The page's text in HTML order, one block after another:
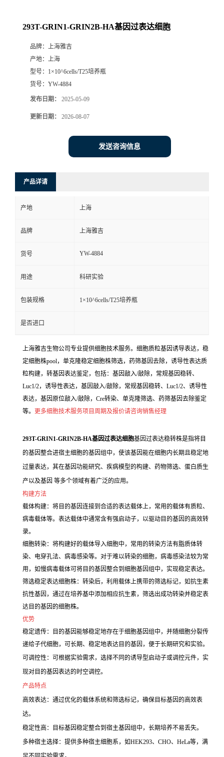
293T-GRIN1-GRIN2B-HA基因过表达细胞
品牌： 上海雅吉
产地： 上海
型号： 1×10^6cells/T25培养瓶
货号： YW-4884
发布日期： 2025-05-09
更新日期： 2026-08-07
发送咨询信息
产品详请
产地 上海
品牌 上海雅吉
货号 YW-4884
用途 科研实验
包装规格 1×10^6cells/T25培养瓶
是否进口
上海雅吉生物公司专业提供细胞技术服务。细胞质粒基因诱导表达，稳
定细胞株pool，单克隆稳定细胞株筛选，药筛基因去除，诱导性表达质
粒构建，转基因表达鉴定，包括：基因敲入/敲除，常规基因稳转、
Luc1/2，诱导性表达，基因敲入/敲除，常规基因稳转、Luc1/2、诱导性
表达，基因原位敲入/敲除，Cre转染、单克隆筛选、药筛基因去除鉴定
等。 更多细胞技术服务项目周期及报价请咨询销售经理
293T-GRIN1-GRIN2B-HA基因过表达细胞基因过表达稳转株是指将目
的基因整合进宿主细胞的基因组中，使该基因能在细胞内长期且稳定地
过量表达，其在基因功能研究、疾病模型的构建、药物筛选、蛋白质生
产以及基因 等多个领域有着广泛的应用。
构建方法
载体构建：将目的基因连接到合适的表达载体上，常用的载体有质粒、
病毒载体等。表达载体中通常含有强启动子，以驱动目的基因的高效转
录。
细胞转染：将构建好的载体导入细胞中，常用的转染方法有脂质体转
染、电穿孔法、病毒感染等。对于难以转染的细胞，病毒感染法较为常
用，如慢病毒载体可将目的基因整合到细胞基因组中，实现稳定表达。
筛选稳定表达细胞株：转染后，利用载体上携带的筛选标记，如抗生素
抗性基因，通过在培养基中添加相应抗生素，筛选出成功转染并稳定表
达目的基因的细胞株。
优势
稳定遗传：目的基因能够稳定地存在于细胞基因组中，并随细胞分裂传
递给子代细胞，可长期、稳定地表达目的基因，便于长期研究和实验。
可调控性：可根据实验需求，选择不同的诱导型启动子或调控元件，实
现对目的基因表达的时空调控。
产品特点
高效表达：通过优化的载体系统和筛选标记，确保目标基因的高效表
达。
稳定性高：目标基因稳定整合到宿主基因组中，长期培养不易丢失。
多种宿主选择：提供多种宿主细胞系，如HEK293、CHO、HeLa等，满